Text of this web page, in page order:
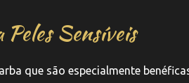
Peles Sensíveis
que são especialmente